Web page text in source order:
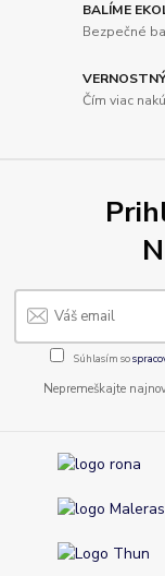
BALÍME
Bezpečné
Čím viac
Súhlasím so
Nepremeškajte